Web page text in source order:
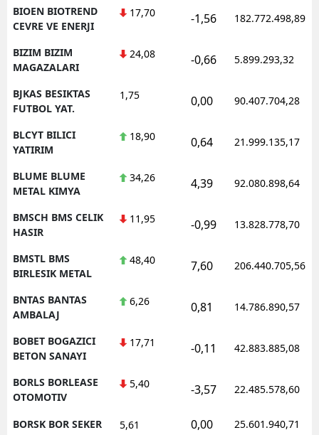
BIOEN BIOTREND
CEVRE VE ENERJI
17,70 -1,56 182.772.498,89
BIZIM BIZIM
MAGAZALARI
24,08 -0,66 5.899.293,32
BJKAS BESIKTAS
FUTBOL YAT.
1,75 0,00 90.407.704,28
BLCYT BILICI
YATIRIM
18,90 0,64 21.999.135,17
BLUME BLUME
METAL KIMYA
34,26 4,39 92.080.898,64
BMSCH BMS CELIK
HASIR
11,95 -0,99 13.828.778,70
BMSTL BMS
BIRLESIK METAL
48,40 7,60 206.440.705,56
BNTAS BANTAS
AMBALAJ
6,26 0,81 14.786.890,57
BOBET BOGAZICI
BETON SANAYI
17,71 -0,11 42.883.885,08
BORLS BORLEASE
OTOMOTIV
5,40 -3,57 22.485.578,60
BORSK BOR SEKER 5,61 0,00 25.601.940,71